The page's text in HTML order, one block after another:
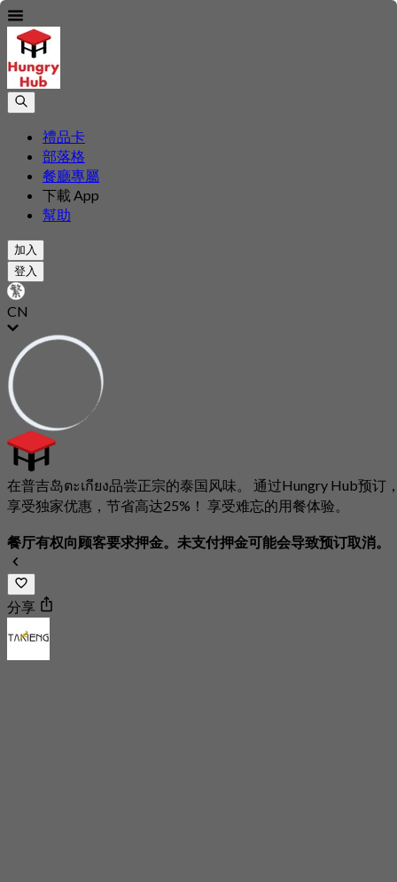
禮品卡
部落格
餐廳專屬
下載 App
幫助
加入
登入
CN
在普吉岛ตะเกียง品尝正宗的泰国风味。 通过Hungry Hub预订
享受独家优惠，节省高达25%！ 享受难忘的用餐体验。
餐厅有权向顾客要求押金。未支付押金可能会导致预订取消。
分享